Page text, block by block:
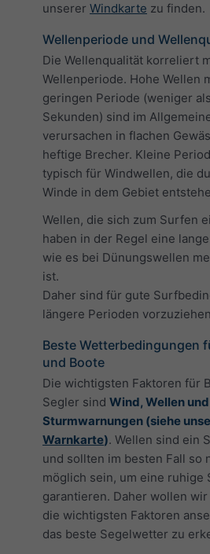
unserer Windkarte zu finden.
Wellenperiode und
Die Wellenqualität korreliert
Wellenperiode. Hohe Wellen
geringen Periode (weniger
Sekunden) sind im
verursachen in flachen
heftige Brecher. Kleine
typisch für Windwellen, die
Winde in dem Gebiet
Wellen, die sich zum Surfen
haben in der Regel eine
wie es bei Dünungswellen
ist.
Daher sind für gute
längere Perioden
Beste Wetterbedingungen
und Boote
Die wichtigsten Faktoren für
Segler sind Wind, Wellen
Sturmwarnungen (siehe
Warnkarte). Wellen sind ein
und sollten im besten Fall so
möglich sein, um eine ruhige
garantieren. Daher wollen
die wichtigsten Faktoren
das beste Segelwetter zu